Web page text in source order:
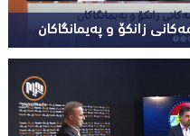
زانکۆ و پەیمانگاکان